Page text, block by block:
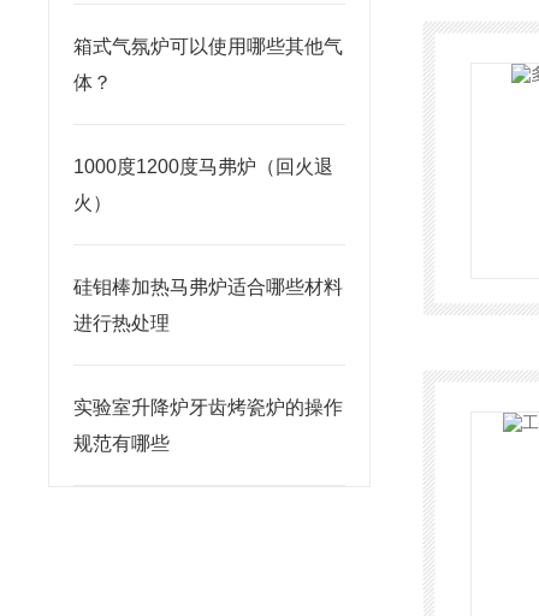
箱式气氛炉可以使用哪些其他气
体？
1000度1200度马弗炉（回火退
火）
硅钼棒加热马弗炉适合哪些材料
进行热处理
实验室升降炉牙齿烤瓷炉的操作
规范有哪些